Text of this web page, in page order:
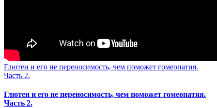
Глютен и его не переносимость, чем поможет гомеопатия.
Часть 2.
Глютен и его не переносимость, чем поможет гомеопатия.
Часть 2.